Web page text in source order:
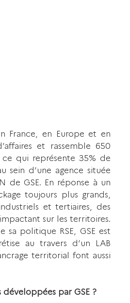
France, en Europe et en
et rassemble 650
qui représente 35% de
d’une agence située
de GSE. En réponse à un
toujours plus grands,
et tertiaires, des
sur les territoires.
sa politique RSE, GSE est
au travers d’un LAB
territorial font aussi
par GSE ?